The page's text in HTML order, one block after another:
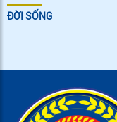
ĐỜI SỐNG